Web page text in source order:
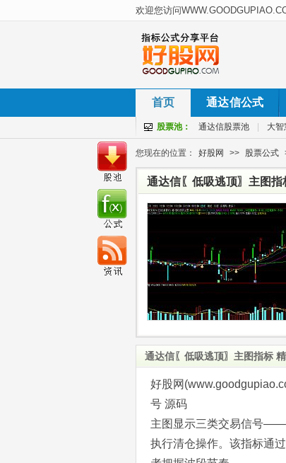
首页 通达信公式
股票池： 通达信股票池 大
您现在的位置： 好股网 >> 股票公式
通达信〖低吸逃顶〗主图
通达信〖低吸逃顶〗主图指标
好股网
号 源码
主图显示三类交易信号——
执行清仓操作。该指标通